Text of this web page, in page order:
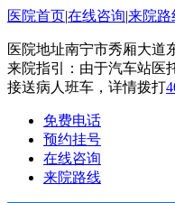
医院首页|在线咨询|来院路
医院地址南宁市秀厢大道
来院指引：由于汽车站医
接送病人班车，详情拨打
免费电话
预约挂号
在线咨询
来院路线